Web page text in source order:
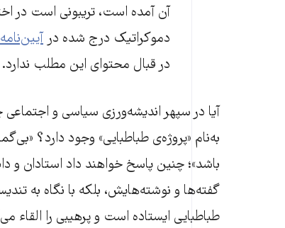
آن آمده است، تریبونی است در
دموکراتیک درج شده در
در قبال محتوای این مطلب ندارد.
آیا در سپهر اندیشه‌ورزی سیاسی و اجتماعی
به‌نام «پروژه‌ی طباطبایی» وجود دارد؟
باشد»؛ چنین پاسخ خواهند داد استادان و
گفته‌ها و نوشته‌هایش، بلکه با نگاه به
طباطبایی ایستاده است و پرهیبی را